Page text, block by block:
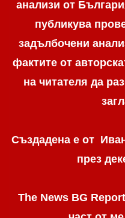
анализи от
публикува
задълбочени
фактите от
на читателя да
Създадена е от
през
The News BG